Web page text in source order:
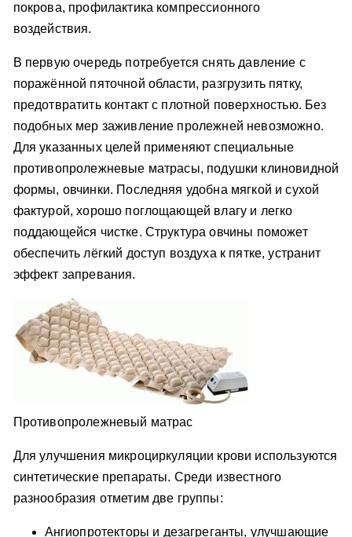
покрова, профилактика компрессионного
воздействия.
В первую очередь потребуется снять давление с
поражённой пяточной области, разгрузить пятку,
предотвратить контакт с плотной поверхностью. Без
подобных мер заживление пролежней невозможно.
Для указанных целей применяют специальные
противопролежневые матрасы, подушки клиновидной
формы, овчинки. Последняя удобна мягкой и сухой
фактурой, хорошо поглощающей влагу и легко
поддающейся чистке. Структура овчины поможет
обеспечить лёгкий доступ воздуха к пятке, устранит
эффект запревания.
Противопролежневый матрас
Для улучшения микроциркуляции крови используются
синтетические препараты. Среди известного
разнообразия отметим две группы:
Ангиопротекторы и дезагреганты, улучшающие